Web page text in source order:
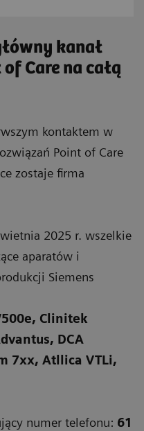
kanał
Care na całą
kontaktem w
Point of Care
zostaje firma
2025 r. wszelkie
aparatów i
Siemens
500e, Clinitek
DCA
7xx, Atllica VTLi,
numer telefonu: 61